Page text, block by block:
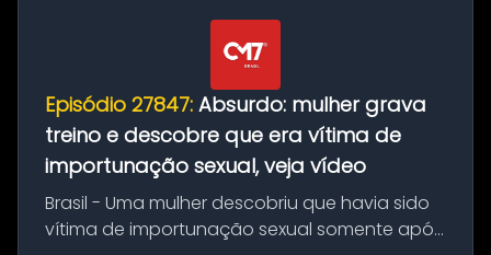
Episódio 27847: Absurdo: mulher grava
treino e descobre que era vítima de
importunação sexual, veja vídeo
Brasil - Uma mulher descobriu que havia sido
vítima de importunação sexual somente após